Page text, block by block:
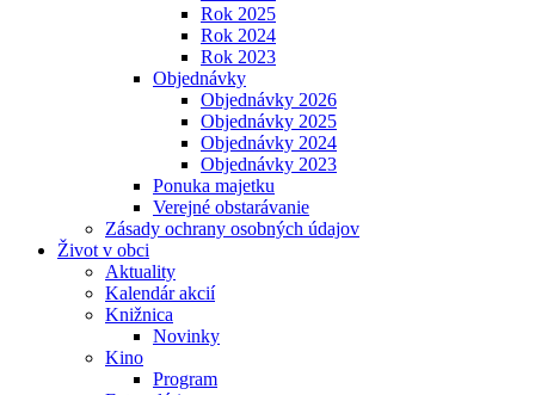
Rok 2025
Rok 2024
Rok 2023
Objednávky
Objednávky 2026
Objednávky 2025
Objednávky 2024
Objednávky 2023
Ponuka majetku
Verejné obstarávanie
Zásady ochrany osobných údajov
Život v obci
Aktuality
Kalendár akcií
Knižnica
Novinky
Kino
Program